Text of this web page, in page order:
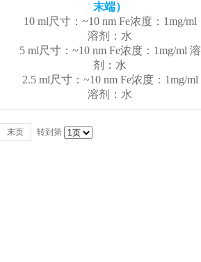
末端）
10 ml尺寸：~10 nm Fe浓度：1mg/ml
溶剂：水
5 ml尺寸：~10 nm Fe浓度：1mg/ml 溶
剂：水
2.5 ml尺寸：~10 nm Fe浓度：1mg/ml
溶剂：水
末页 转到第